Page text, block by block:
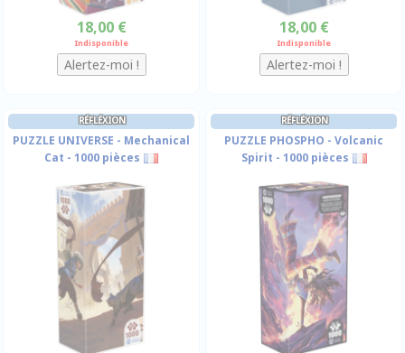
18,00 €
Indisponible
18,00 €
Indisponible
RÉFLÉXION
PUZZLE UNIVERSE - Mechanical
Cat - 1000 pièces
RÉFLÉXION
PUZZLE PHOSPHO - Volcanic
Spirit - 1000 pièces